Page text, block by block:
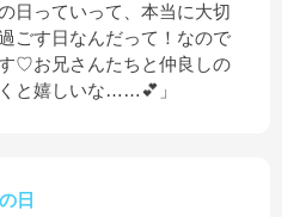
日っていって、本当に大切
ごす日なんだって！なので
♡お兄さんたちと仲良しの
と嬉しいな……💕」
日